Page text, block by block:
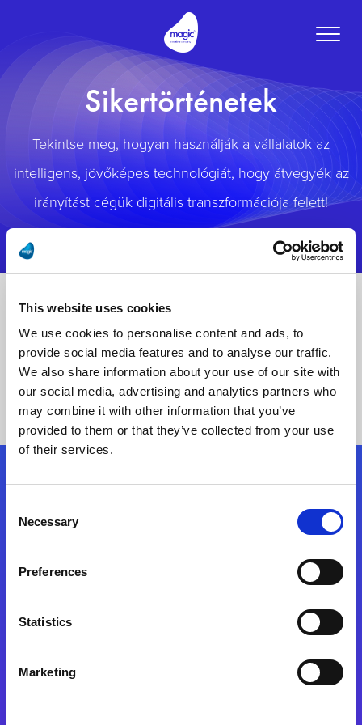
This website uses cookies
We use cookies to personalise content and ads, to
provide social media features and to analyse our traffic.
We also share information about your use of our site with
our social media, advertising and analytics partners who
may combine it with other information that you’ve
provided to them or that they’ve collected from your use
of their services.
Selection
Necessary
Preferences
Statistics
Marketing
Toggle
Sikertörténetek
Tekintse meg, hogyan használják a vállalatok az
intelligens, jövőképes technológiát, hogy átvegyék az
irányítást cégük digitális transzformációja felett!
Kövessen minket!